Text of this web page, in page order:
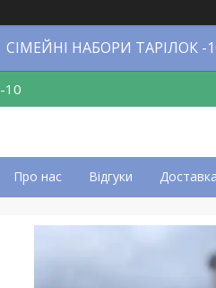
СІМЕЙНІ НАБОРИ ТАРІЛОК
10
Про нас Відгуки